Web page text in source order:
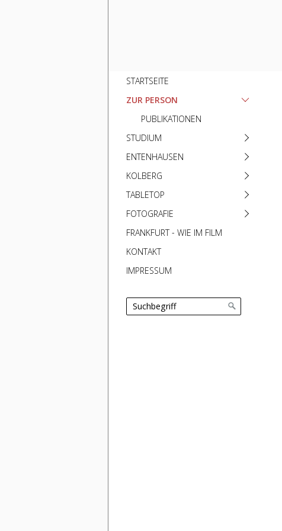
STARTSEITE
ZUR PERSON
PUBLIKATIONEN
STUDIUM
ENTENHAUSEN
KOLBERG
TABLETOP
FOTOGRAFIE
FRANKFURT - WIE IM FILM
KONTAKT
IMPRESSUM